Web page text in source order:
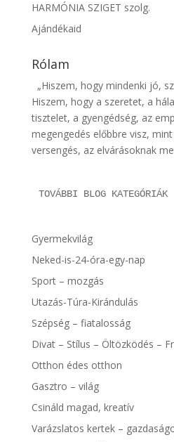
HARMÓNIA SZIGET szolg.
Ajándékaid
Rólam
„Hiszem, hogy mindenki jó,
Hiszem, hogy a szeretet, a
tisztelet, a gyengédség, az
megengedés előbbre visz,
versengés, az elvárásoknak
TOVÁBBI BLOG KATEGÓRIÁK
Gyermekvilág
Neked-is-24-óra-egy-nap
Sport – mozgás
Utazás-Túra-Kirándulás
Szépség – fiatalosság
Divat – Stílus – Öltözködés –
Otthon édes otthon
Gasztro – világ
Csináld magad, kreatív
Varázslatos kertek –